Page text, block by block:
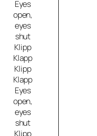
Eyes
open,
eyes
shut
Klipp
Klapp
Klipp
Klapp
Eyes
open,
eyes
shut
Klipp